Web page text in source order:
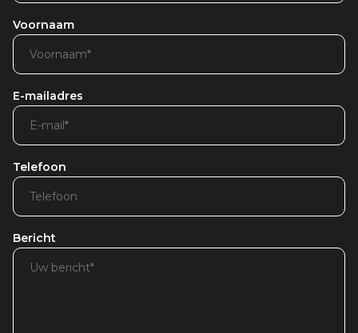
Voornaam
E-mailadres
Telefoon
Bericht